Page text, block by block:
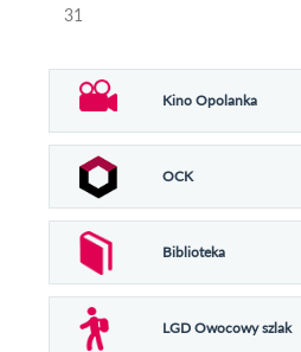
31
Kino Opolanka
OCK
Biblioteka
LGD Owocowy szlak